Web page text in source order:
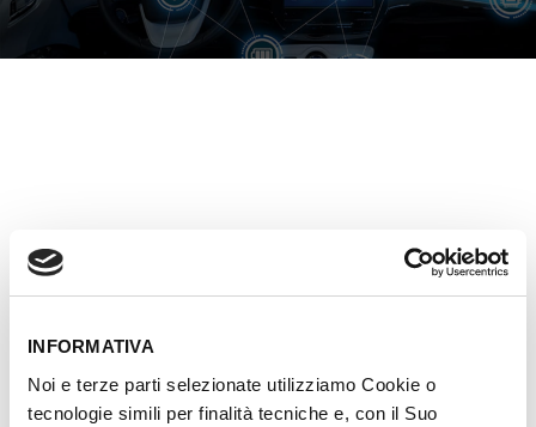
INFORMATIVA
Noi e terze parti selezionate utilizziamo Cookie o
tecnologie simili per finalità tecniche e, con il Suo
Gli ultimi nati di casa Birth: i flessibili radiatore. Come
tutte le gamme della Original Birth, anche i flessibili
accurati test effettuati sia nei ns. laboratori che su
assicurando la massima performance in qualsiasi